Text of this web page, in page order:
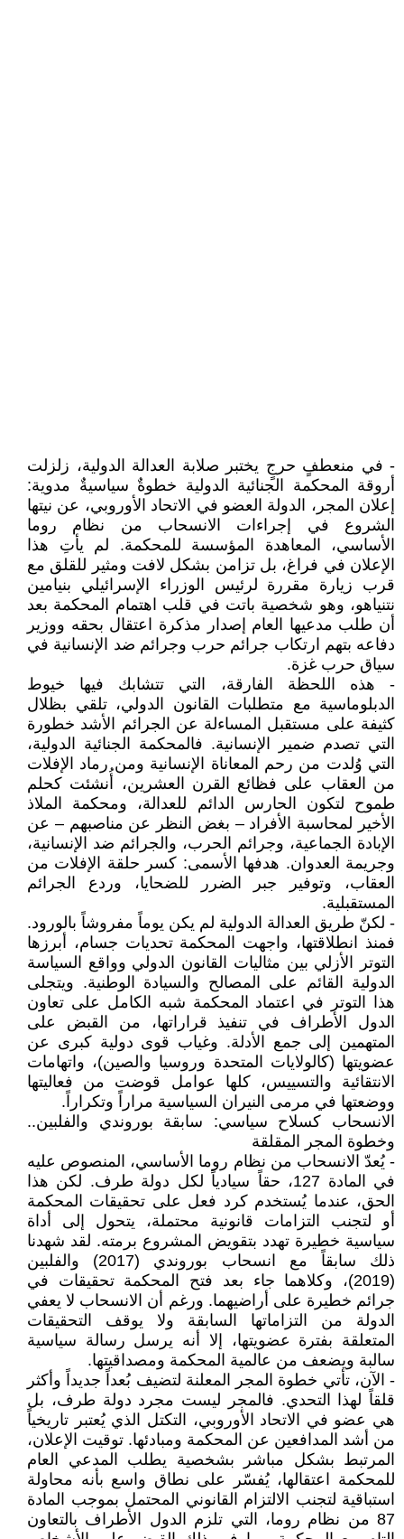
- في منعطفٍ حرجٍ يختبر صلابة العدالة الدولية، زلزلت
أروقة المحكمة الجنائية الدولية خطوةٌ سياسيةٌ مدوية:
إعلان المجر، الدولة العضو في الاتحاد الأوروبي، عن نيتها
الشروع في إجراءات الانسحاب من نظام روما
الأساسي، المعاهدة المؤسسة للمحكمة. لم يأتِ هذا
الإعلان في فراغ، بل تزامن بشكل لافت ومثير للقلق مع
قرب زيارة مقررة لرئيس الوزراء الإسرائيلي بنيامين
نتنياهو، وهو شخصية باتت في قلب اهتمام المحكمة بعد
أن طلب مدعيها العام إصدار مذكرة اعتقال بحقه ووزير
دفاعه بتهم ارتكاب جرائم حرب وجرائم ضد الإنسانية في
سياق حرب غزة.
- هذه اللحظة الفارقة، التي تتشابك فيها خيوط
الدبلوماسية مع متطلبات القانون الدولي، تلقي بظلال
كثيفة على مستقبل المساءلة عن الجرائم الأشد خطورة
التي تصدم ضمير الإنسانية. فالمحكمة الجنائية الدولية،
التي وُلدت من رحم المعاناة الإنسانية ومن رماد الإفلات
من العقاب على فظائع القرن العشرين، أُنشئت كحلم
طموح لتكون الحارس الدائم للعدالة، ومحكمة الملاذ
الأخير لمحاسبة الأفراد – بغض النظر عن مناصبهم – عن
الإبادة الجماعية، وجرائم الحرب، والجرائم ضد الإنسانية،
وجريمة العدوان. هدفها الأسمى: كسر حلقة الإفلات من
العقاب، وتوفير جبر الضرر للضحايا، وردع الجرائم
المستقبلية.
- لكنّ طريق العدالة الدولية لم يكن يوماً مفروشاً بالورود.
فمنذ انطلاقتها، واجهت المحكمة تحديات جسام، أبرزها
التوتر الأزلي بين مثاليات القانون الدولي وواقع السياسة
الدولية القائم على المصالح والسيادة الوطنية. ويتجلى
هذا التوتر في اعتماد المحكمة شبه الكامل على تعاون
الدول الأطراف في تنفيذ قراراتها، من القبض على
المتهمين إلى جمع الأدلة. وغياب قوى دولية كبرى عن
عضويتها (كالولايات المتحدة وروسيا والصين)، واتهامات
الانتقائية والتسييس، كلها عوامل قوضت من فعاليتها
ووضعتها في مرمى النيران السياسية مراراً وتكراراً.
الانسحاب كسلاح سياسي: سابقة بوروندي والفلبين..
وخطوة المجر المقلقة
- يُعدّ الانسحاب من نظام روما الأساسي، المنصوص عليه
في المادة 127، حقاً سيادياً لكل دولة طرف. لكن هذا
الحق، عندما يُستخدم كرد فعل على تحقيقات المحكمة
أو لتجنب التزامات قانونية محتملة، يتحول إلى أداة
سياسية خطيرة تهدد بتقويض المشروع برمته. لقد شهدنا
ذلك سابقاً مع انسحاب بوروندي (2017) والفلبين
(2019)، وكلاهما جاء بعد فتح المحكمة تحقيقات في
جرائم خطيرة على أراضيهما. ورغم أن الانسحاب لا يعفي
الدولة من التزاماتها السابقة ولا يوقف التحقيقات
المتعلقة بفترة عضويتها، إلا أنه يرسل رسالة سياسية
سالبة ويضعف من عالمية المحكمة ومصداقيتها.
- الآن، تأتي خطوة المجر المعلنة لتضيف بُعداً جديداً وأكثر
قلقاً لهذا التحدي. فالمجر ليست مجرد دولة طرف، بل
هي عضو في الاتحاد الأوروبي، التكتل الذي يُعتبر تاريخياً
من أشد المدافعين عن المحكمة ومبادئها. توقيت الإعلان،
المرتبط بشكل مباشر بشخصية يطلب المدعي العام
للمحكمة اعتقالها، يُفسّر على نطاق واسع بأنه محاولة
استباقية لتجنب الالتزام القانوني المحتمل بموجب المادة
87 من نظام روما، التي تلزم الدول الأطراف بالتعاون